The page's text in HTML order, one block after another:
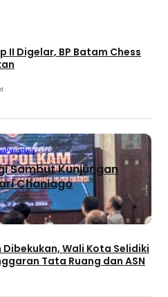
II Digelar, BP Batam Chess
Peristiwa
Sambut Kunjungan
Chaniago
Wali Kota Selidiki
Tata Ruang dan ASN